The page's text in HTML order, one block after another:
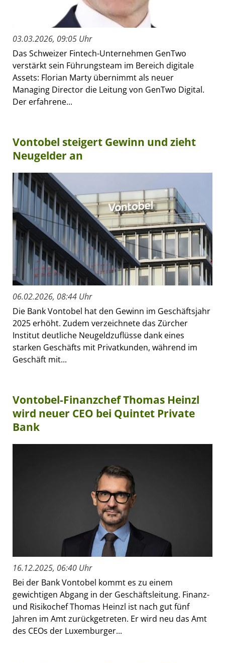
03.03.2026, 09:05 Uhr
Das Schweizer Fintech-Unternehmen GenTwo
verstärkt sein Führungsteam im Bereich digitale
Assets: Florian Marty übernimmt als neuer
Managing Director die Leitung von GenTwo Digital.
Der erfahrene...
Vontobel steigert Gewinn und zieht
Neugelder an
06.02.2026, 08:44 Uhr
Die Bank Vontobel hat den Gewinn im Geschäftsjahr
2025 erhöht. Zudem verzeichnete das Zürcher
Institut deutliche Neugeldzuflüsse dank eines
starken Geschäfts mit Privatkunden, während im
Geschäft mit...
Vontobel-Finanzchef Thomas Heinzl
wird neuer CEO bei Quintet Private
Bank
16.12.2025, 06:40 Uhr
Bei der Bank Vontobel kommt es zu einem
gewichtigen Abgang in der Geschäftsleitung. Finanz-
und Risikochef Thomas Heinzl ist nach gut fünf
Jahren im Amt zurückgetreten. Er wird neu das Amt
des CEOs der Luxemburger...